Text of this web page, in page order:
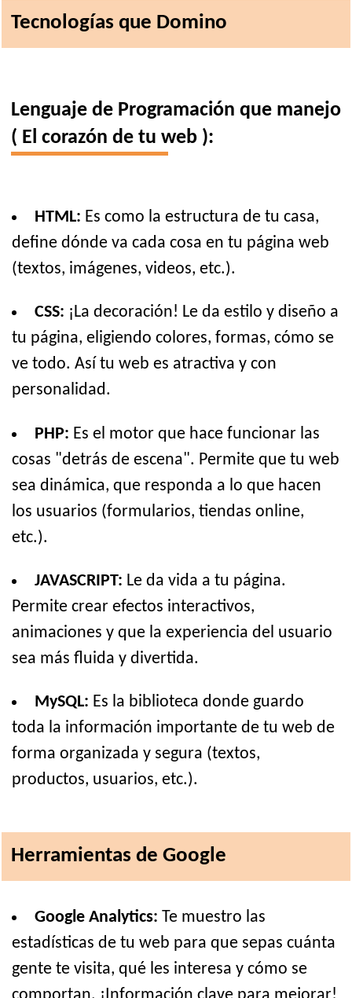
Tecnologías que Domino
Lenguaje de Programación que manejo
( El corazón de tu web ):
HTML: Es como la estructura de tu casa,
define dónde va cada cosa en tu página web
(textos, imágenes, videos, etc.).
CSS: ¡La decoración! Le da estilo y diseño a
tu página, eligiendo colores, formas, cómo se
ve todo. Así tu web es atractiva y con
personalidad.
PHP: Es el motor que hace funcionar las
cosas "detrás de escena". Permite que tu web
sea dinámica, que responda a lo que hacen
los usuarios (formularios, tiendas online,
etc.).
JAVASCRIPT: Le da vida a tu página.
Permite crear efectos interactivos,
animaciones y que la experiencia del usuario
sea más fluida y divertida.
MySQL: Es la biblioteca donde guardo
toda la información importante de tu web de
forma organizada y segura (textos,
productos, usuarios, etc.).
Herramientas de Google
Google Analytics: Te muestro las
estadísticas de tu web para que sepas cuánta
gente te visita, qué les interesa y cómo se